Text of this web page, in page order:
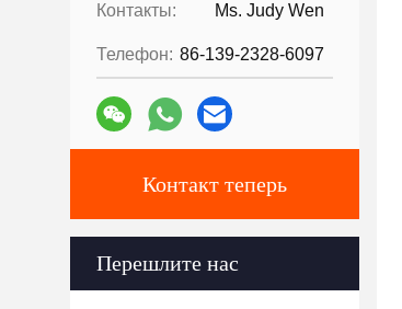
Контакты: Ms. Judy Wen
Телефон: 86-139-2328-6097
Контакт теперь
Перешлите нас